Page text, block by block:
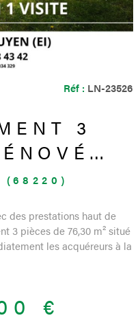
Réf : LN-23526
3
(68220)
des prestations haut de
3 pièces de 76,30 m² situé
les acquéreurs à la
séparée entièrement
€